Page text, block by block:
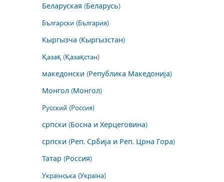
Беларуская (Беларусь)
Български (България)
Кыргызча (Кыргызстан)
Қазақ (Қазақстан)
македонски (Република Македонија)
Монгол (Монгол)
Русский (Россия)
српски (Босна и Херцеговина)
српски (Реп. Србија и Реп. Црна Гора)
Татар (Россия)
Українська (Україна)